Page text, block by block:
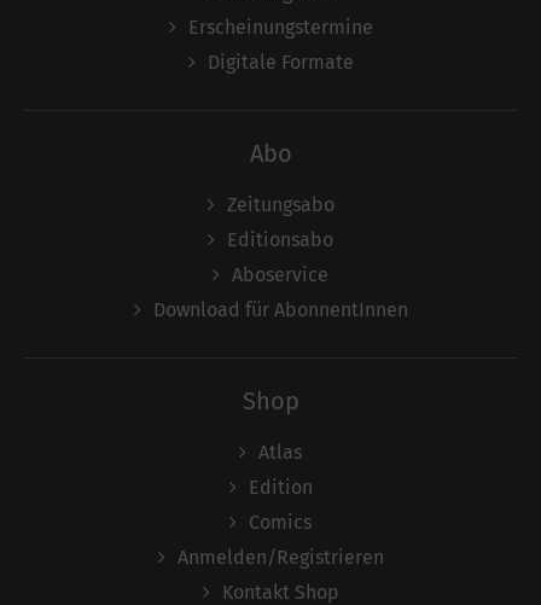
Erscheinungstermine
Digitale Formate
Abo
Zeitungsabo
Editionsabo
Aboservice
Download für AbonnentInnen
Shop
Atlas
Edition
Comics
Anmelden/Registrieren
Kontakt Shop